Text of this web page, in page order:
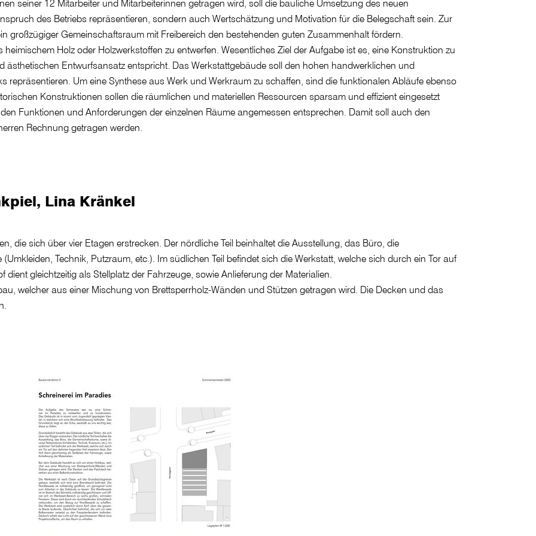
seiner 12 Mitarbeiter und Mitarbeiterinnen getragen wird, soll die bauliche Umsetzung des neuen
des Betriebs repräsentieren, sondern auch Wertschätzung und Motivation für die Belegschaft sein. Zur
großzügiger Gemeinschaftsraum mit Freibereich den bestehenden guten Zusammenhalt fördern.
Holz oder Holzwerkstoffen zu entwerfen. Wesentliches Ziel der Aufgabe ist es, eine Konstruktion zu
ästhetischen Entwurfsansatz entspricht. Das Werkstattgebäude soll den hohen handwerklichen und
repräsentieren. Um eine Synthese aus Werk und Werkraum zu schaffen, sind die funktionalen Abläufe ebenso
Konstruktionen sollen die räumlichen und materiellen Ressourcen sparsam und effizient eingesetzt
Funktionen und Anforderungen der einzelnen Räume angemessen entsprechen. Damit soll auch den
Rechnung getragen werden.
Lina Kränkel
die sich über vier Etagen erstrecken. Der nördliche Teil beinhaltet die Ausstellung, das Büro, die
Technik, Putzraum, etc.). Im südlichen Teil befindet sich die Werkstatt, welche sich durch ein Tor auf
gleichtzeitig als Stellplatz der Fahrzeuge, sowie Anlieferung der Materialien.
welcher aus einer Mischung von Brettsperrholz-Wänden und Stützen getragen wird. Die Decken und das